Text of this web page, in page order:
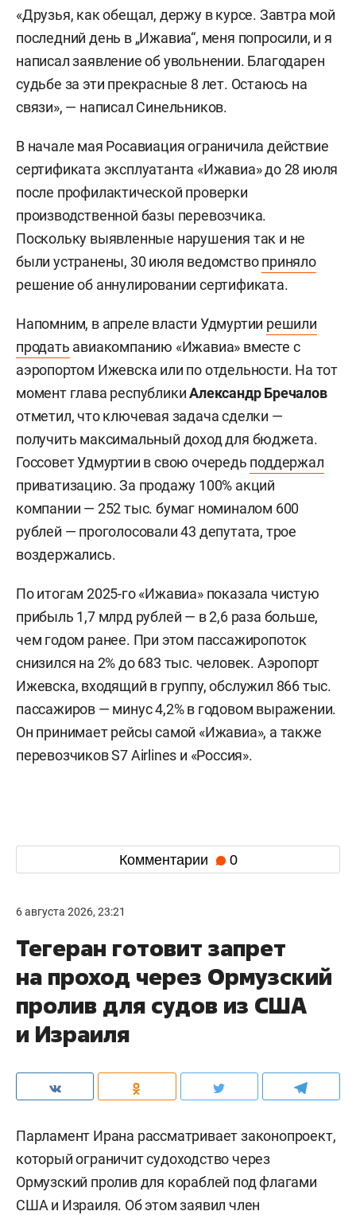
«Друзья, как обещал, держу в курсе. Завтра мой
последний день в „Ижавиа“, меня попросили, и я
написал заявление об увольнении. Благодарен
судьбе за эти прекрасные 8 лет. Остаюсь на
связи», — написал Синельников.
В начале мая Росавиация ограничила действие
сертификата эксплуатанта «Ижавиа» до 28 июля
после профилактической проверки
производственной базы перевозчика.
Поскольку выявленные нарушения так и не
были устранены, 30 июля ведомствоприняло
решение об аннулировании сертификата.
Напомним, в апреле власти Удмуртии решили
продать авиакомпанию «Ижавиа» вместе с
аэропортом Ижевска или по отдельности. На тот
момент глава республикиАлександр Бречалов
отметил, что ключевая задача сделки —
получить максимальный доход для бюджета.
Госсовет Удмуртии в свою очередь поддержал
приватизацию. За продажу 100% акций
компании — 252 тыс. бумаг номиналом 600
рублей — проголосовали 43 депутата, трое
воздержались.
По итогам 2025-го «Ижавиа» показала чистую
прибыль 1,7 млрд рублей — в 2,6 раза больше,
чем годом ранее. При этом пассажиропоток
снизился на 2% до 683 тыс. человек. Аэропорт
Ижевска, входящий в группу, обслужил 866 тыс.
пассажиров — минус 4,2% в годовом выражении.
Он принимает рейсы самой «Ижавиа», а также
перевозчиков S7 Airlines и «Россия».
Комментарии 0
6 августа 2026, 23:21
Тегеран готовит запрет
на проход через Ормузский
пролив для судов из США
и Израиля
Парламент Ирана рассматривает законопроект,
который ограничит судоходство через
Ормузский пролив для кораблей под флагами
США и Израиля. Об этом заявил член